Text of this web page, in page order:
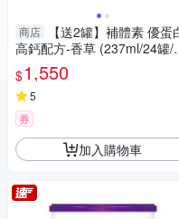
商店
【送2罐】補體素 優蛋
高鈣配方-香草 (237ml/24罐/
【杏一】
$1,550
5
券
加入購物車